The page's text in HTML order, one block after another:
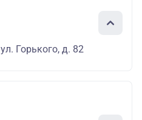
Горького, д. 82